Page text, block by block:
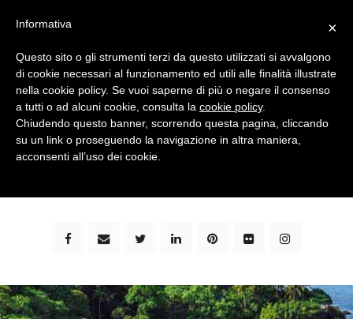
bimbi e viaggi - family travel blog: community #1 in
×
Informativa
Questo sito o gli strumenti terzi da questo utilizzati si avvalgono
di cookie necessari al funzionamento ed utili alle finalità illustrate
nella cookie policy. Se vuoi saperne di più o negare il consenso
a tutti o ad alcuni cookie, consulta la cookie policy.
Chiudendo questo banner, scorrendo questa pagina, cliccando
su un link o proseguendo la navigazione in altra maniera,
acconsenti all’uso dei cookie.